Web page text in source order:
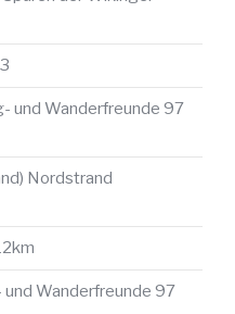
und Wanderfreunde 97
Nordstrand
und Wanderfreunde 97